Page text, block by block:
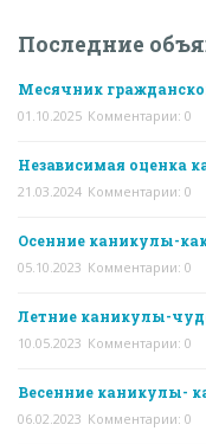
Последние
Месячник
01.10.2025 Комментарии: 0
Независимая оценка
21.03.2024 Комментарии: 0
Осенние каникулы-
05.10.2023 Комментарии: 0
Летние каникулы-
10.05.2023 Комментарии: 0
Весенние каникулы-
06.02.2023 Комментарии: 0